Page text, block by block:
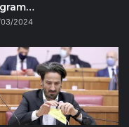
03/2024